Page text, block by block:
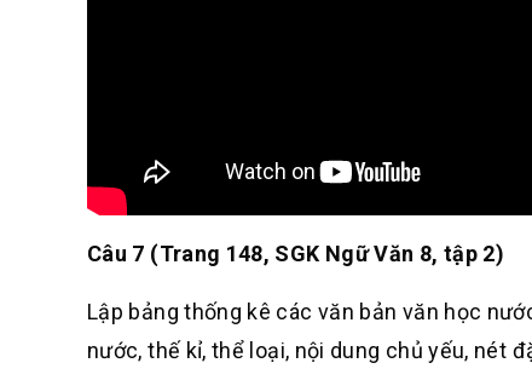
Câu 7 (Trang 148, SGK Ngữ Văn 8, tập 2)
Lập bảng thống kê các văn bản văn học
nước, thế kỉ, thể loại, nội dung chủ yếu, nét